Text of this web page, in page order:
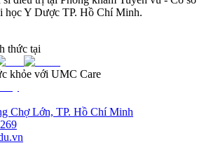
học Y Dược TP. Hồ Chí Minh.
thức tại
khỏe với UMC Care
Chợ Lớn, TP. Hồ Chí Minh